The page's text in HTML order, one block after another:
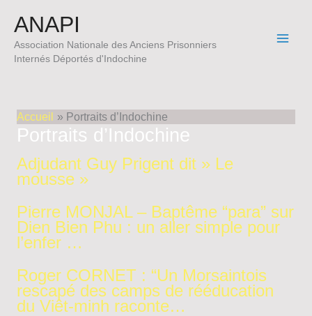
contenu
ANAPI
Association Nationale des Anciens Prisonniers
Internés Déportés d'Indochine
Accueil Portraits d’Indochine
Portraits d’Indochine
Adjudant Guy Prigent dit » Le
mousse »
Pierre MONJAL – Baptême “para” sur
Dien Bien Phu : un aller simple pour
l’enfer …
Roger CORNET : “Un Morsaintois
rescapé des camps de rééducation
du Viêt-minh raconte…